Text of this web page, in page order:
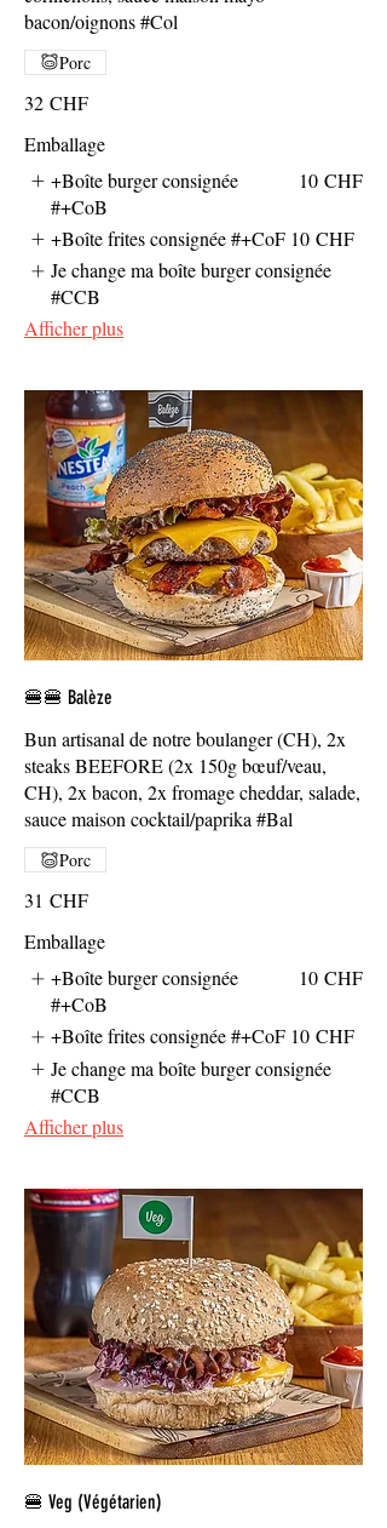
bacon/oignons #Col
32 CHF
Porc
Emballage
+Boîte burger consignée
#+CoB
10 CHF
+Boîte frites consignée #+CoF 10 CHF
Je change ma boîte burger consignée
#CCB
Afficher plus
🍔🍔 Balèze
Bun artisanal de notre boulanger (CH), 2x
steaks BEEFORE (2x 150g bœuf/veau,
CH), 2x bacon, 2x fromage cheddar, salade,
sauce maison cocktail/paprika #Bal
31 CHF
Porc
Emballage
+Boîte burger consignée
#+CoB
10 CHF
+Boîte frites consignée #+CoF 10 CHF
Je change ma boîte burger consignée
#CCB
Afficher plus
🍔 Veg (Végétarien)